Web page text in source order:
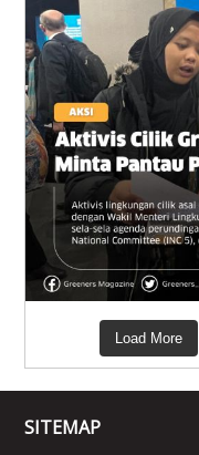
Load More
SITEMAP